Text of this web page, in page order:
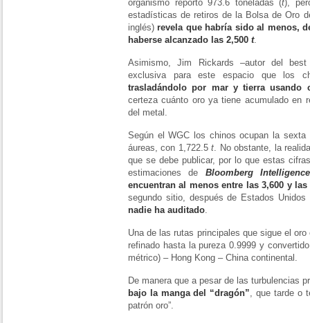
organismo reportó 973.6 toneladas (t),
estadísticas de retiros de la Bolsa de Oro
inglés)revela que habría sido al menos,
haberse alcanzado las 2,500 t.
Asimismo, Jim Rickards –autor del
exclusiva para este espacio que los
trasladándolo por mar y tierra usando
certeza cuánto oro ya tiene acumulado en
del metal.
Según el WGC los chinos ocupan la
áureas, con 1,722.5t. No obstante, la
que se debe publicar, por lo que estas
estimaciones de Bloomberg Intelligence
encuentran al menos entre las 3,600 y
segundo sitio, después de Estados
nadie ha auditado.
Una de las rutas principales que sigue el
refinado hasta la pureza 0.9999 y
métrico) – Hong Kong – China continental.
De manera que a pesar de las turbulencias
bajo la manga del “dragón”, que tarde o
patrón oro”.